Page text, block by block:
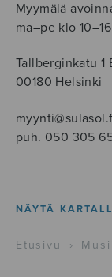
Myymälä
ma–pe klo
Tallberginkatu 1
00180 Helsinki
puh. 050 305
NÄYTÄ
Etusivu ›